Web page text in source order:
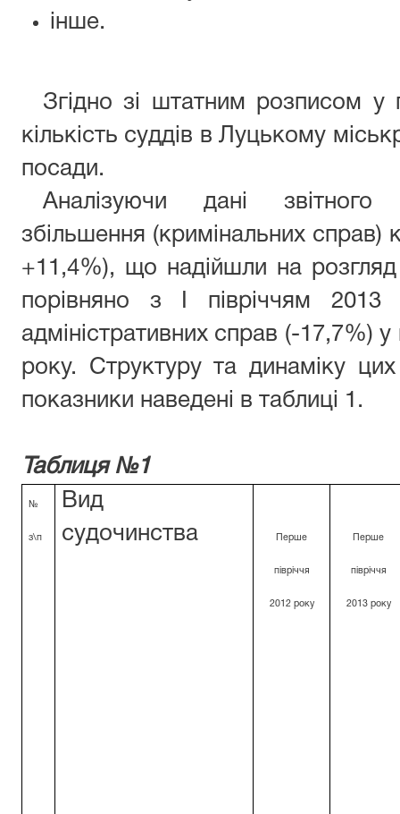
інше.
Згідно зі штатним розписом у
кількість суддів в Луцькому
посади.
Аналізуючи дані звітного
збільшення (кримінальних справ)
+11,4%), що надійшли на розгляд
порівняно з І півріччям
адміністративних справ (-17,7%) у
року. Структуру та динаміку
показники наведені в таблиці 1.
Таблиця №1
№
з\п
Вид
судочинства
Перше
півріччя
201 2 року
Перше
півріччя
201 3 року